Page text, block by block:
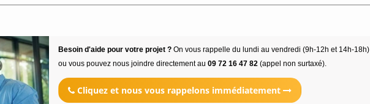
Besoin d'aide pour votre projet ?On vous rappelle du lundi au vendredi (9h-12h et 14h-18h)
ou vous pouvez nous joindre directement au 09 72 16 47 82(appel non surtaxé).
Cliquez et nous vous rappelons immédiatement